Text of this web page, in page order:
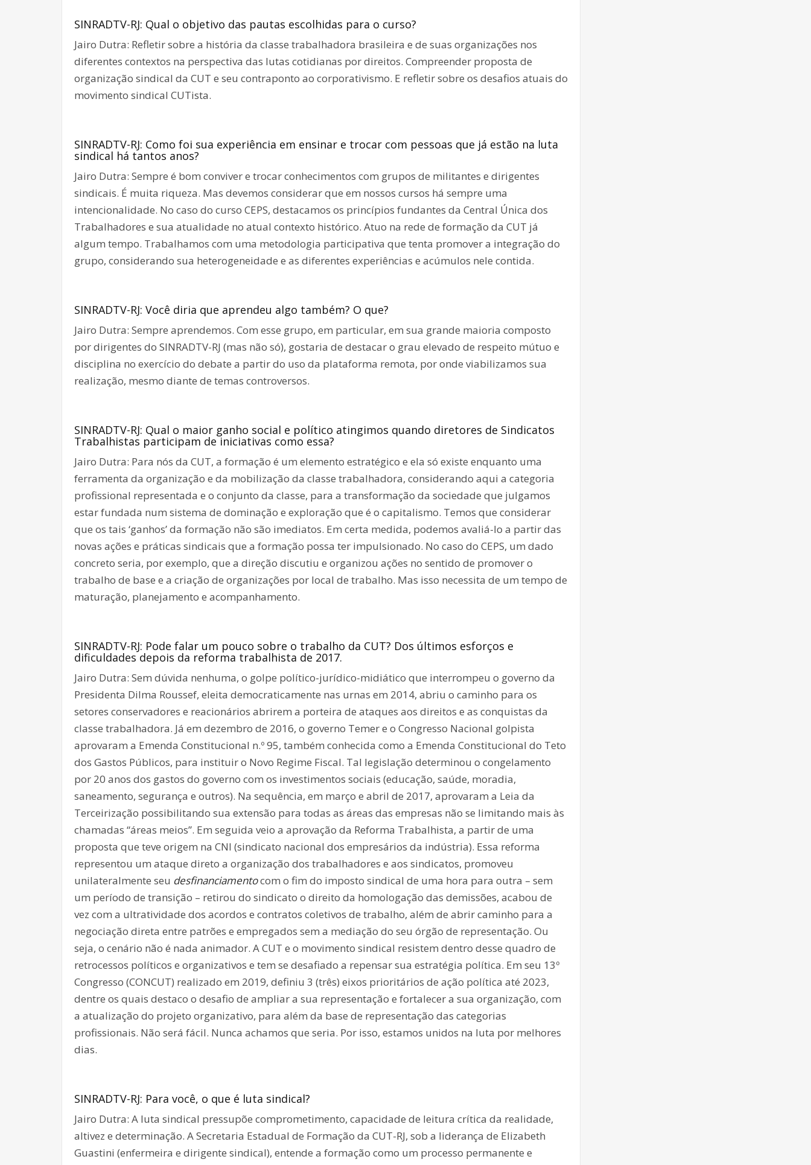
SINRADTV-RJ: Qual o objetivo das pautas escolhidas para o curso?
Jairo Dutra: Refletir sobre a história da classe trabalhadora brasileira e de suas organizações nos
diferentes contextos na perspectiva das lutas cotidianas por direitos. Compreender proposta de
organização sindical da CUT e seu contraponto ao corporativismo. E refletir sobre os desafios atuais do
movimento sindical CUTista.
SINRADTV-RJ: Como foi sua experiência em ensinar e trocar com pessoas que já estão na luta
sindical há tantos anos?
Jairo Dutra: Sempre é bom conviver e trocar conhecimentos com grupos de militantes e dirigentes
sindicais. É muita riqueza. Mas devemos considerar que em nossos cursos há sempre uma
intencionalidade. No caso do curso CEPS, destacamos os princípios fundantes da Central Única dos
Trabalhadores e sua atualidade no atual contexto histórico. Atuo na rede de formação da CUT já
algum tempo. Trabalhamos com uma metodologia participativa que tenta promover a integração do
grupo, considerando sua heterogeneidade e as diferentes experiências e acúmulos nele contida.
SINRADTV-RJ: Você diria que aprendeu algo também? O que?
Jairo Dutra: Sempre aprendemos. Com esse grupo, em particular, em sua grande maioria composto
por dirigentes do SINRADTV-RJ (mas não só), gostaria de destacar o grau elevado de respeito mútuo e
disciplina no exercício do debate a partir do uso da plataforma remota, por onde viabilizamos sua
realização, mesmo diante de temas controversos.
SINRADTV-RJ: Qual o maior ganho social e político atingimos quando diretores de Sindicatos
Trabalhistas participam de iniciativas como essa?
Jairo Dutra: Para nós da CUT, a formação é um elemento estratégico e ela só existe enquanto uma
ferramenta da organização e da mobilização da classe trabalhadora, considerando aqui a categoria
profissional representada e o conjunto da classe, para a transformação da sociedade que julgamos
estar fundada num sistema de dominação e exploração que é o capitalismo. Temos que considerar
que os tais ‘ganhos’ da formação não são imediatos. Em certa medida, podemos avaliá-lo a partir das
novas ações e práticas sindicais que a formação possa ter impulsionado. No caso do CEPS, um dado
concreto seria, por exemplo, que a direção discutiu e organizou ações no sentido de promover o
trabalho de base e a criação de organizações por local de trabalho. Mas isso necessita de um tempo de
maturação, planejamento e acompanhamento.
SINRADTV-RJ: Pode falar um pouco sobre o trabalho da CUT? Dos últimos esforços e
dificuldades depois da reforma trabalhista de 2017.
Jairo Dutra: Sem dúvida nenhuma, o golpe político-jurídico-midiático que interrompeu o governo da
Presidenta Dilma Roussef, eleita democraticamente nas urnas em 2014, abriu o caminho para os
setores conservadores e reacionários abrirem a porteira de ataques aos direitos e as conquistas da
classe trabalhadora. Já em dezembro de 2016, o governo Temer e o Congresso Nacional golpista
aprovaram a Emenda Constitucional n.º 95, também conhecida como a Emenda Constitucional do Teto
dos Gastos Públicos, para instituir o Novo Regime Fiscal. Tal legislação determinou o congelamento
por 20 anos dos gastos do governo com os investimentos sociais (educação, saúde, moradia,
saneamento, segurança e outros). Na sequência, em março e abril de 2017, aprovaram a Leia da
Terceirização possibilitando sua extensão para todas as áreas das empresas não se limitando mais às
chamadas “áreas meios”. Em seguida veio a aprovação da Reforma Trabalhista, a partir de uma
proposta que teve origem na CNI (sindicato nacional dos empresários da indústria). Essa reforma
representou um ataque direto a organização dos trabalhadores e aos sindicatos, promoveu
unilateralmente seu desfinanciamentocom o fim do imposto sindical de uma hora para outra – sem
um período de transição – retirou do sindicato o direito da homologação das demissões, acabou de
vez com a ultratividade dos acordos e contratos coletivos de trabalho, além de abrir caminho para a
negociação direta entre patrões e empregados sem a mediação do seu órgão de representação. Ou
seja, o cenário não é nada animador. A CUT e o movimento sindical resistem dentro desse quadro de
retrocessos políticos e organizativos e tem se desafiado a repensar sua estratégia política. Em seu 13º
Congresso (CONCUT) realizado em 2019, definiu 3 (três) eixos prioritários de ação política até 2023,
dentre os quais destaco o desafio de ampliar a sua representação e fortalecer a sua organização, com
a atualização do projeto organizativo, para além da base de representação das categorias
profissionais. Não será fácil. Nunca achamos que seria. Por isso, estamos unidos na luta por melhores
dias.
SINRADTV-RJ: Para você, o que é luta sindical?
Jairo Dutra: A luta sindical pressupõe comprometimento, capacidade de leitura crítica da realidade,
altivez e determinação. A Secretaria Estadual de Formação da CUT-RJ, sob a liderança de Elizabeth
Guastini (enfermeira e dirigente sindical), entende a formação como um processo permanente e